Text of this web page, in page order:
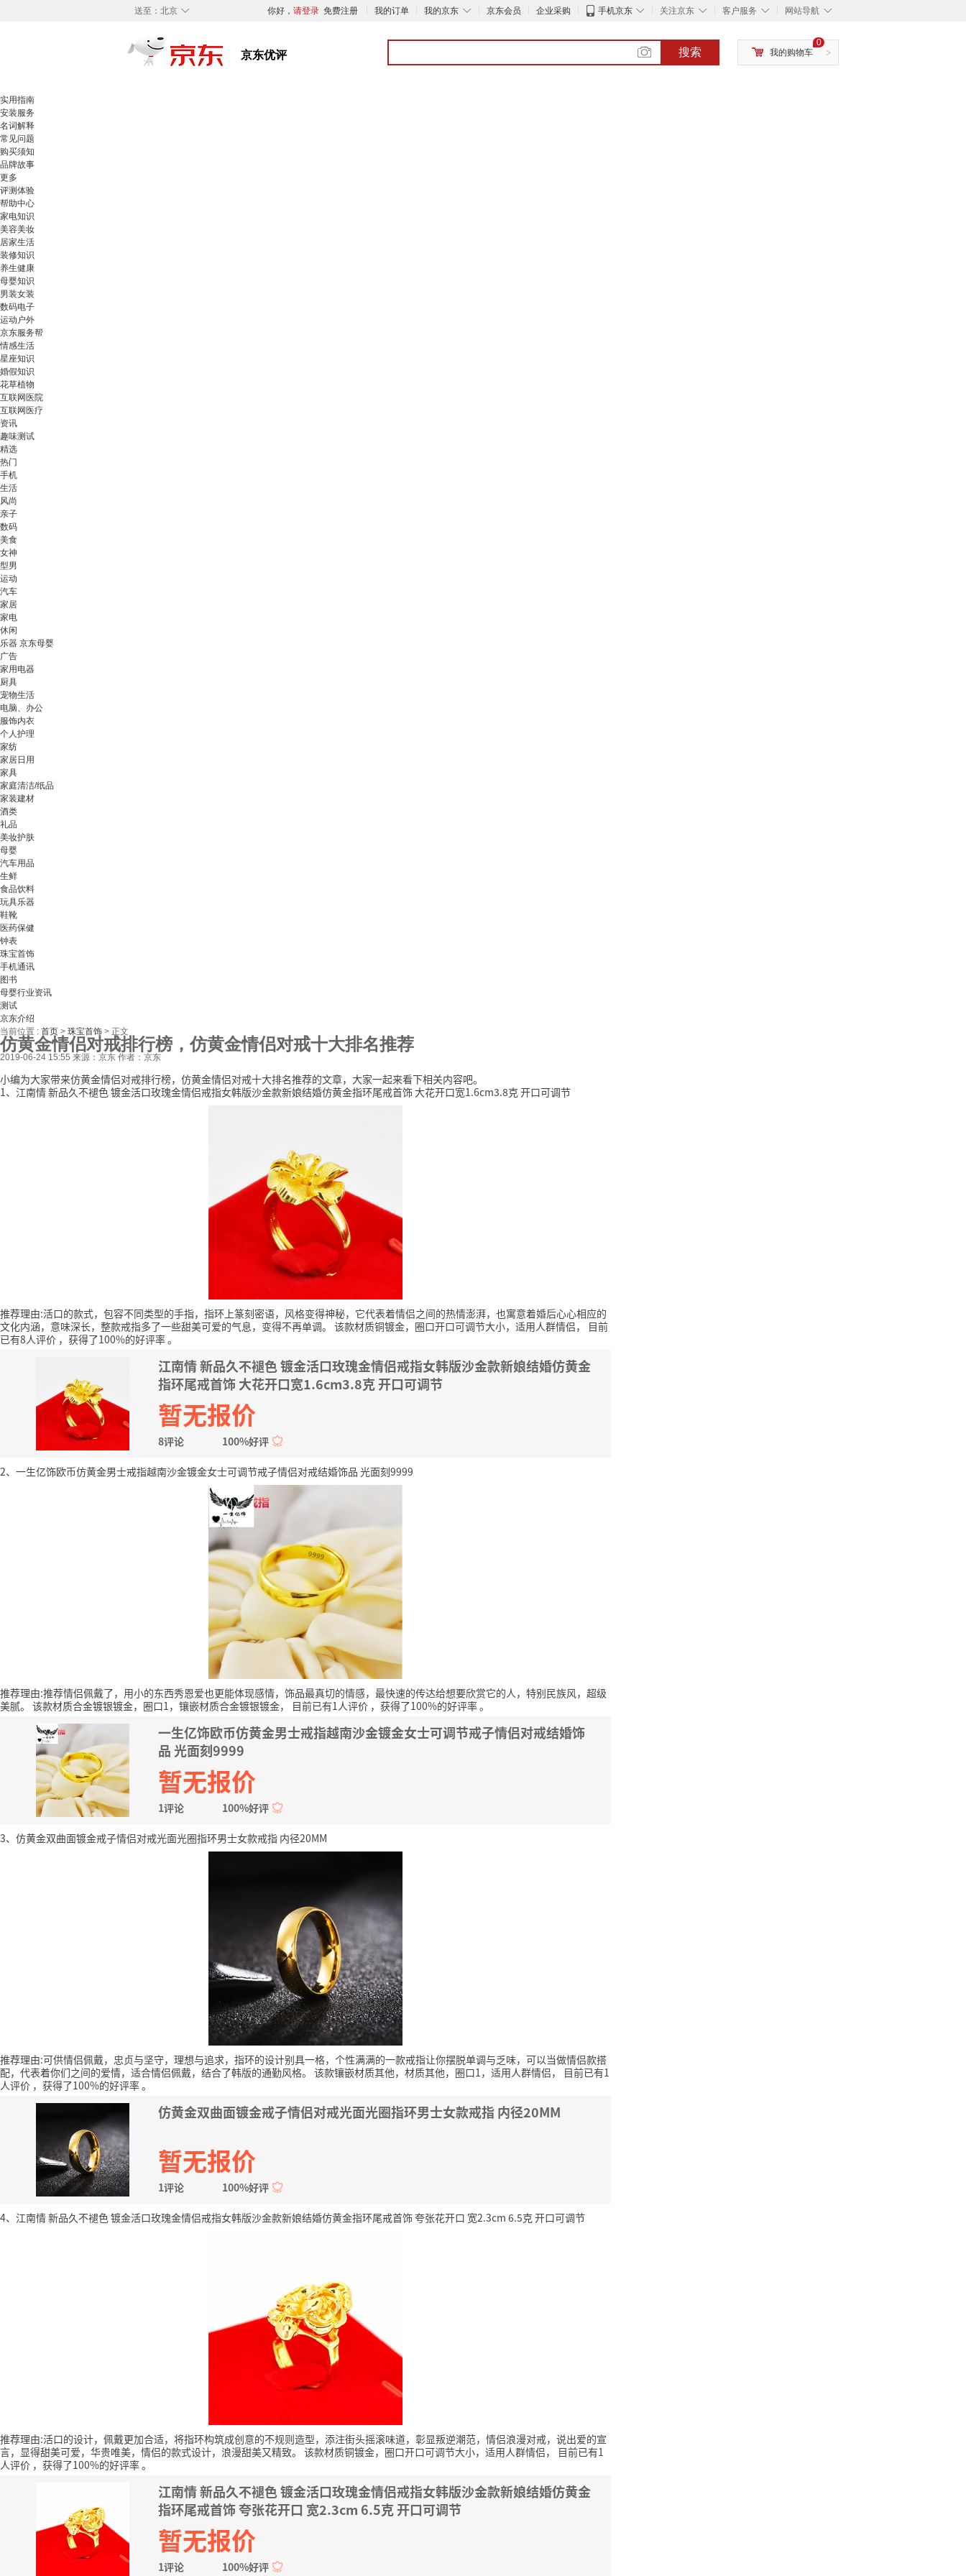
◇
送至： 北京 你好， 请登录 免费注册 我的订单 ◇
我的京东 京东会员 企业采购 ◇
手机京东 ◇
关注京东 ◇
客户服务 ◇
网站导航
搜索 >
0
我的购物车
实用指南
安装服务
名词解释
常见问题
购买须知
品牌故事
更多
评测体验
帮助中心
家电知识
美容美妆
居家生活
装修知识
养生健康
母婴知识
男装女装
数码电子
运动户外
京东服务帮
情感生活
星座知识
婚假知识
花草植物
互联网医院
互联网医疗
资讯
趣味测试
精选
热门
手机
生活
风尚
亲子
数码
美食
女神
型男
运动
汽车
家居
家电
休闲
乐器 京东母婴
广告
家用电器
厨具
宠物生活
电脑、办公
服饰内衣
个人护理
家纺
家居日用
家具
家庭清洁/纸品
家装建材
酒类
礼品
美妆护肤
母婴
汽车用品
生鲜
食品饮料
玩具乐器
鞋靴
医药保健
钟表
珠宝首饰
手机通讯
图书
母婴行业资讯
测试
京东介绍
当前位置 : 首页 > 珠宝首饰 > 正文
仿黄金情侣对戒排行榜，仿黄金情侣对戒十大排名推荐
2019-06-24 15:55 来源：京东 作者：京东
小编为大家带来仿黄金情侣对戒排行榜，仿黄金情侣对戒十大排名推荐的文章，大家一起来看下相关内容吧。
1、江南情 新品久不褪色 镀金活口玫瑰金情侣戒指女韩版沙金款新娘结婚仿黄金指环尾戒首饰 大花开口宽1.6cm3.8克 开口可调节
推荐理由:活口的款式，包容不同类型的手指，指环上篆刻密语，风格变得神秘，它代表着情侣之间的热情澎湃，也寓意着婚后心心相应的
文化内涵，意味深长，整款戒指多了一些甜美可爱的气息，变得不再单调。 该款材质铜镀金，圈口开口可调节大小，适用人群情侣，
目前
已有8人评价 ，获得了100%的好评率。
江南情 新品久不褪色 镀金活口玫瑰金情侣戒指女韩版沙金款新娘结婚仿黄金
指环尾戒首饰 大花开口宽1.6cm3.8克 开口可调节
暂无报价
8评论 100%好评
2、一生亿饰欧币仿黄金男士戒指越南沙金镀金女士可调节戒子情侣对戒结婚饰品 光面刻9999
推荐理由:推荐情侣佩戴了，用小的东西秀恩爱也更能体现感情，饰品最真切的情感，最快速的传达给想要欣赏它的人，特别民族风，超级
美腻。 该款材质合金镀银镀金，圈口1，镶嵌材质合金镀银镀金， 目前已有1人评价 ，获得了100%的好评率。
一生亿饰欧币仿黄金男士戒指越南沙金镀金女士可调节戒子情侣对戒结婚饰
品 光面刻9999
暂无报价
1评论 100%好评
3、仿黄金双曲面镀金戒子情侣对戒光面光圈指环男士女款戒指 内径20MM
推荐理由:可供情侣佩戴，忠贞与坚守，理想与追求，指环的设计别具一格，个性满满的一款戒指让你摆脱单调与乏味，可以当做情侣款搭
配，代表着你们之间的爱情，适合情侣佩戴，结合了韩版的通勤风格。 该款镶嵌材质其他，材质其他，圈口1，适用人群情侣，
目前已有1
人评价 ，获得了100%的好评率。
仿黄金双曲面镀金戒子情侣对戒光面光圈指环男士女款戒指 内径20MM
暂无报价
1评论 100%好评
4、江南情 新品久不褪色 镀金活口玫瑰金情侣戒指女韩版沙金款新娘结婚仿黄金指环尾戒首饰 夸张花开口 宽2.3cm 6.5克 开口可调节
推荐理由:活口的设计，佩戴更加合适，将指环构筑成创意的不规则造型，添注街头摇滚味道，彰显叛逆潮范，情侣浪漫对戒，说出爱的宣
言，显得甜美可爱，华贵唯美，情侣的款式设计，浪漫甜美又精致。 该款材质铜镀金，圈口开口可调节大小，适用人群情侣，
目前已有1
人评价 ，获得了100%的好评率。
江南情 新品久不褪色 镀金活口玫瑰金情侣戒指女韩版沙金款新娘结婚仿黄金
指环尾戒首饰 夸张花开口 宽2.3cm 6.5克 开口可调节
暂无报价
1评论 100%好评